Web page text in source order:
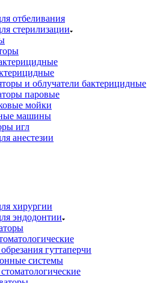
отбеливания
стерилизации
и облучатели бактерицидные
паровые
мойки
машины
игл
анестезии
хирургии
эндодонтии
гуттаперчи
системы